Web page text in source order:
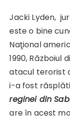
Jacki Lyden,
este o bine
Naţional
1990, Războiul
atacul terorist
i-a fost
reginei din
are în acest